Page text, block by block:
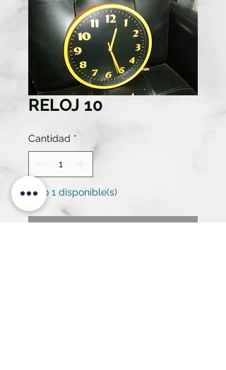
RELOJ 10
Cantidad *
Solo 1 disponible(s)